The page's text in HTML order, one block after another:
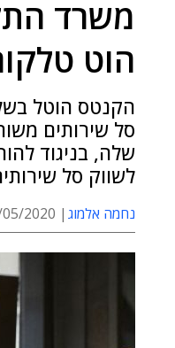
הוט
הקנטס הוטל
סל שירותים
שלה, בניגוד
לשווק סל
נחמה אלמוג 2020 15:34